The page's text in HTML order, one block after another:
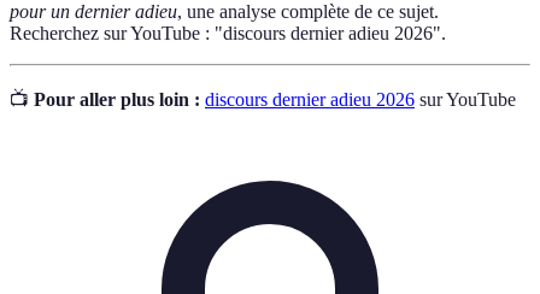
pour un dernier adieu, une analyse complète de ce sujet.
Recherchez sur YouTube : "discours dernier adieu 2026".
📺 Pour aller plus loin : discours dernier adieu 2026 sur YouTube